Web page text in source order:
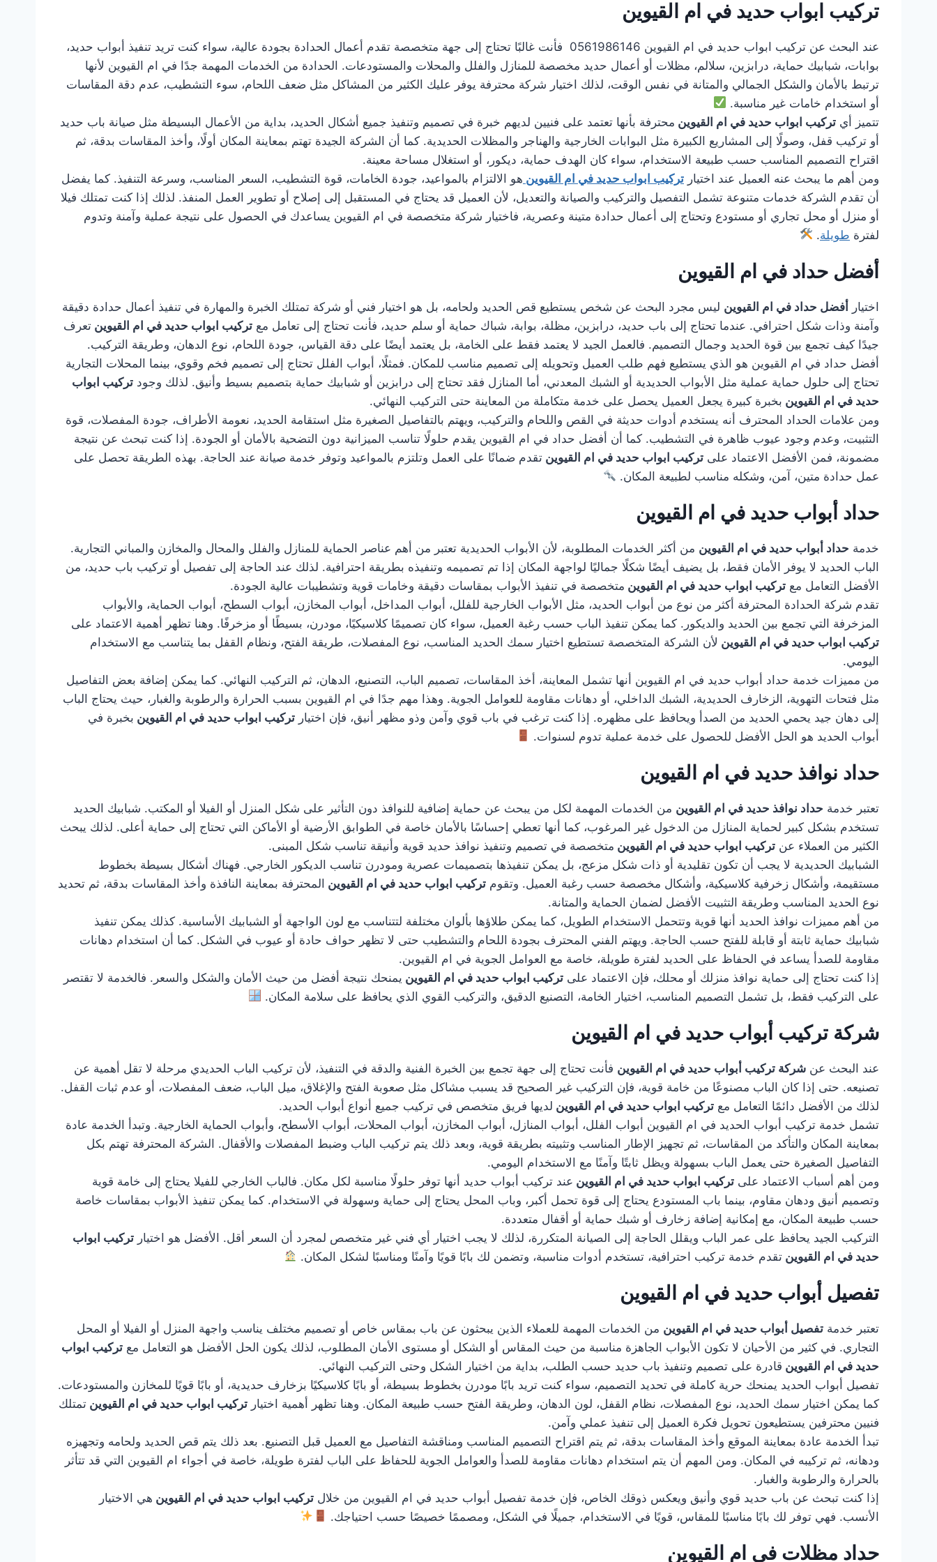
تركيب ابواب حديد في ام القيوين
عند البحث عن تركيب ابواب حديد في ام القيوين 0561986146 فأنت غالبًا تحتاج إلى جهة متخصصة تقدم أعمال الحدادة بجودة عالية، سواء كنت تريد تنفيذ أبواب حديد،
بوابات، شبابيك حماية، درابزين، سلالم، مظلات أو أعمال حديد مخصصة للمنازل والفلل والمحلات والمستودعات. الحدادة من الخدمات المهمة جدًا في ام القيوين لأنها
ترتبط بالأمان والشكل الجمالي والمتانة في نفس الوقت، لذلك اختيار شركة محترفة يوفر عليك الكثير من المشاكل مثل ضعف اللحام، سوء التشطيب، عدم دقة المقاسات
أو استخدام خامات غير مناسبة.
تتميز أي تركيب ابواب حديد في ام القيوين محترفة بأنها تعتمد على فنيين لديهم خبرة في تصميم وتنفيذ جميع أشكال الحديد، بداية من الأعمال البسيطة مثل صيانة باب حديد
أو تركيب قفل، وصولًا إلى المشاريع الكبيرة مثل البوابات الخارجية والهناجر والمظلات الحديدية. كما أن الشركة الجيدة تهتم بمعاينة المكان أولًا، وأخذ المقاسات بدقة، ثم
اقتراح التصميم المناسب حسب طبيعة الاستخدام، سواء كان الهدف حماية، ديكور، أو استغلال مساحة معينة.
ومن أهم ما يبحث عنه العميل عند اختيار تركيب ابواب حديد في ام القيوين هو الالتزام بالمواعيد، جودة الخامات، قوة التشطيب، السعر المناسب، وسرعة التنفيذ. كما يفضل
أن تقدم الشركة خدمات متنوعة تشمل التفصيل والتركيب والصيانة والتعديل، لأن العميل قد يحتاج في المستقبل إلى إصلاح أو تطوير العمل المنفذ. لذلك إذا كنت تمتلك فيلا
أو منزل أو محل تجاري أو مستودع وتحتاج إلى أعمال حدادة متينة وعصرية، فاختيار شركة متخصصة في ام القيوين يساعدك في الحصول على نتيجة عملية وآمنة وتدوم
لفترة طويلة.
أفضل حداد في ام القيوين
اختيار أفضل حداد في ام القيوين ليس مجرد البحث عن شخص يستطيع قص الحديد ولحامه، بل هو اختيار فني أو شركة تمتلك الخبرة والمهارة في تنفيذ أعمال حدادة دقيقة
وآمنة وذات شكل احترافي. عندما تحتاج إلى باب حديد، درابزين، مظلة، بوابة، شباك حماية أو سلم حديد، فأنت تحتاج إلى تعامل مع تركيب ابواب حديد في ام القيوين تعرف
جيدًا كيف تجمع بين قوة الحديد وجمال التصميم. فالعمل الجيد لا يعتمد فقط على الخامة، بل يعتمد أيضًا على دقة القياس، جودة اللحام، نوع الدهان، وطريقة التركيب.
أفضل حداد في ام القيوين هو الذي يستطيع فهم طلب العميل وتحويله إلى تصميم مناسب للمكان. فمثلًا، أبواب الفلل تحتاج إلى تصميم فخم وقوي، بينما المحلات التجارية
تحتاج إلى حلول حماية عملية مثل الأبواب الحديدية أو الشبك المعدني، أما المنازل فقد تحتاج إلى درابزين أو شبابيك حماية بتصميم بسيط وأنيق. لذلك وجود تركيب ابواب
حديد في ام القيوين بخبرة كبيرة يجعل العميل يحصل على خدمة متكاملة من المعاينة حتى التركيب النهائي.
ومن علامات الحداد المحترف أنه يستخدم أدوات حديثة في القص واللحام والتركيب، ويهتم بالتفاصيل الصغيرة مثل استقامة الحديد، نعومة الأطراف، جودة المفصلات، قوة
التثبيت، وعدم وجود عيوب ظاهرة في التشطيب. كما أن أفضل حداد في ام القيوين يقدم حلولًا تناسب الميزانية دون التضحية بالأمان أو الجودة. إذا كنت تبحث عن نتيجة
مضمونة، فمن الأفضل الاعتماد على تركيب ابواب حديد في ام القيوين تقدم ضمانًا على العمل وتلتزم بالمواعيد وتوفر خدمة صيانة عند الحاجة. بهذه الطريقة تحصل على
عمل حدادة متين، آمن، وشكله مناسب لطبيعة المكان.
حداد أبواب حديد في ام القيوين
خدمة حداد أبواب حديد في ام القيوين من أكثر الخدمات المطلوبة، لأن الأبواب الحديدية تعتبر من أهم عناصر الحماية للمنازل والفلل والمحال والمخازن والمباني التجارية.
الباب الحديد لا يوفر الأمان فقط، بل يضيف أيضًا شكلًا جماليًا لواجهة المكان إذا تم تصميمه وتنفيذه بطريقة احترافية. لذلك عند الحاجة إلى تفصيل أو تركيب باب حديد، من
الأفضل التعامل مع تركيب ابواب حديد في ام القيوين متخصصة في تنفيذ الأبواب بمقاسات دقيقة وخامات قوية وتشطيبات عالية الجودة.
تقدم شركة الحدادة المحترفة أكثر من نوع من أبواب الحديد، مثل الأبواب الخارجية للفلل، أبواب المداخل، أبواب المخازن، أبواب السطح، أبواب الحماية، والأبواب
المزخرفة التي تجمع بين الحديد والديكور. كما يمكن تنفيذ الباب حسب رغبة العميل، سواء كان تصميمًا كلاسيكيًا، مودرن، بسيطًا أو مزخرفًا. وهنا تظهر أهمية الاعتماد على
تركيب ابواب حديد في ام القيوين لأن الشركة المتخصصة تستطيع اختيار سمك الحديد المناسب، نوع المفصلات، طريقة الفتح، ونظام القفل بما يتناسب مع الاستخدام
اليومي.
من مميزات خدمة حداد أبواب حديد في ام القيوين أنها تشمل المعاينة، أخذ المقاسات، تصميم الباب، التصنيع، الدهان، ثم التركيب النهائي. كما يمكن إضافة بعض التفاصيل
مثل فتحات التهوية، الزخارف الحديدية، الشبك الداخلي، أو دهانات مقاومة للعوامل الجوية. وهذا مهم جدًا في ام القيوين بسبب الحرارة والرطوبة والغبار، حيث يحتاج الباب
إلى دهان جيد يحمي الحديد من الصدأ ويحافظ على مظهره. إذا كنت ترغب في باب قوي وآمن وذو مظهر أنيق، فإن اختيار تركيب ابواب حديد في ام القيوين بخبرة في
أبواب الحديد هو الحل الأفضل للحصول على خدمة عملية تدوم لسنوات.
حداد نوافذ حديد في ام القيوين
تعتبر خدمة حداد نوافذ حديد في ام القيوين من الخدمات المهمة لكل من يبحث عن حماية إضافية للنوافذ دون التأثير على شكل المنزل أو الفيلا أو المكتب. شبابيك الحديد
تستخدم بشكل كبير لحماية المنازل من الدخول غير المرغوب، كما أنها تعطي إحساسًا بالأمان خاصة في الطوابق الأرضية أو الأماكن التي تحتاج إلى حماية أعلى. لذلك يبحث
الكثير من العملاء عن تركيب ابواب حديد في ام القيوين متخصصة في تصميم وتنفيذ نوافذ حديد قوية وأنيقة تناسب شكل المبنى.
الشبابيك الحديدية لا يجب أن تكون تقليدية أو ذات شكل مزعج، بل يمكن تنفيذها بتصميمات عصرية ومودرن تناسب الديكور الخارجي. فهناك أشكال بسيطة بخطوط
مستقيمة، وأشكال زخرفية كلاسيكية، وأشكال مخصصة حسب رغبة العميل. وتقوم تركيب ابواب حديد في ام القيوين المحترفة بمعاينة النافذة وأخذ المقاسات بدقة، ثم تحديد
نوع الحديد المناسب وطريقة التثبيت الأفضل لضمان الحماية والمتانة.
من أهم مميزات نوافذ الحديد أنها قوية وتتحمل الاستخدام الطويل، كما يمكن طلاؤها بألوان مختلفة لتتناسب مع لون الواجهة أو الشبابيك الأساسية. كذلك يمكن تنفيذ
شبابيك حماية ثابتة أو قابلة للفتح حسب الحاجة. ويهتم الفني المحترف بجودة اللحام والتشطيب حتى لا تظهر حواف حادة أو عيوب في الشكل. كما أن استخدام دهانات
مقاومة للصدأ يساعد في الحفاظ على الحديد لفترة طويلة، خاصة مع العوامل الجوية في ام القيوين.
إذا كنت تحتاج إلى حماية نوافذ منزلك أو محلك، فإن الاعتماد على تركيب ابواب حديد في ام القيوين يمنحك نتيجة أفضل من حيث الأمان والشكل والسعر. فالخدمة لا تقتصر
على التركيب فقط، بل تشمل التصميم المناسب، اختيار الخامة، التصنيع الدقيق، والتركيب القوي الذي يحافظ على سلامة المكان.
شركة تركيب أبواب حديد في ام القيوين
عند البحث عن شركة تركيب أبواب حديد في ام القيوين فأنت تحتاج إلى جهة تجمع بين الخبرة الفنية والدقة في التنفيذ، لأن تركيب الباب الحديدي مرحلة لا تقل أهمية عن
تصنيعه. حتى إذا كان الباب مصنوعًا من خامة قوية، فإن التركيب غير الصحيح قد يسبب مشاكل مثل صعوبة الفتح والإغلاق، ميل الباب، ضعف المفصلات، أو عدم ثبات القفل.
لذلك من الأفضل دائمًا التعامل مع تركيب ابواب حديد في ام القيوين لديها فريق متخصص في تركيب جميع أنواع أبواب الحديد.
تشمل خدمة تركيب أبواب الحديد في ام القيوين أبواب الفلل، أبواب المنازل، أبواب المخازن، أبواب المحلات، أبواب الأسطح، وأبواب الحماية الخارجية. وتبدأ الخدمة عادة
بمعاينة المكان والتأكد من المقاسات، ثم تجهيز الإطار المناسب وتثبيته بطريقة قوية، وبعد ذلك يتم تركيب الباب وضبط المفصلات والأقفال. الشركة المحترفة تهتم بكل
التفاصيل الصغيرة حتى يعمل الباب بسهولة ويظل ثابتًا وآمنًا مع الاستخدام اليومي.
ومن أهم أسباب الاعتماد على تركيب ابواب حديد في ام القيوين عند تركيب أبواب حديد أنها توفر حلولًا مناسبة لكل مكان. فالباب الخارجي للفيلا يحتاج إلى خامة قوية
وتصميم أنيق ودهان مقاوم، بينما باب المستودع يحتاج إلى قوة تحمل أكبر، وباب المحل يحتاج إلى حماية وسهولة في الاستخدام. كما يمكن تنفيذ الأبواب بمقاسات خاصة
حسب طبيعة المكان، مع إمكانية إضافة زخارف أو شبك حماية أو أقفال متعددة.
التركيب الجيد يحافظ على عمر الباب ويقلل الحاجة إلى الصيانة المتكررة، لذلك لا يجب اختيار أي فني غير متخصص لمجرد أن السعر أقل. الأفضل هو اختيار تركيب ابواب
حديد في ام القيوين تقدم خدمة تركيب احترافية، تستخدم أدوات مناسبة، وتضمن لك بابًا قويًا وآمنًا ومناسبًا لشكل المكان.
تفصيل أبواب حديد في ام القيوين
تعتبر خدمة تفصيل أبواب حديد في ام القيوين من الخدمات المهمة للعملاء الذين يبحثون عن باب بمقاس خاص أو تصميم مختلف يناسب واجهة المنزل أو الفيلا أو المحل
التجاري. في كثير من الأحيان لا تكون الأبواب الجاهزة مناسبة من حيث المقاس أو الشكل أو مستوى الأمان المطلوب، لذلك يكون الحل الأفضل هو التعامل مع تركيب ابواب
حديد في ام القيوين قادرة على تصميم وتنفيذ باب حديد حسب الطلب، بداية من اختيار الشكل وحتى التركيب النهائي.
تفصيل أبواب الحديد يمنحك حرية كاملة في تحديد التصميم، سواء كنت تريد بابًا مودرن بخطوط بسيطة، أو بابًا كلاسيكيًا بزخارف حديدية، أو بابًا قويًا للمخازن والمستودعات.
كما يمكن اختيار سمك الحديد، نوع المفصلات، نظام القفل، لون الدهان، وطريقة الفتح حسب طبيعة المكان. وهنا تظهر أهمية اختيار تركيب ابواب حديد في ام القيوين تمتلك
فنيين محترفين يستطيعون تحويل فكرة العميل إلى تنفيذ عملي وآمن.
تبدأ الخدمة عادة بمعاينة الموقع وأخذ المقاسات بدقة، ثم يتم اقتراح التصميم المناسب ومناقشة التفاصيل مع العميل قبل التصنيع. بعد ذلك يتم قص الحديد ولحامه وتجهيزه
ودهانه، ثم تركيبه في المكان. ومن المهم أن يتم استخدام دهانات مقاومة للصدأ والعوامل الجوية للحفاظ على الباب لفترة طويلة، خاصة في أجواء ام القيوين التي قد تتأثر
بالحرارة والرطوبة والغبار.
إذا كنت تبحث عن باب حديد قوي وأنيق ويعكس ذوقك الخاص، فإن خدمة تفصيل أبواب حديد في ام القيوين من خلال تركيب ابواب حديد في ام القيوين هي الاختيار
الأنسب. فهي توفر لك بابًا مناسبًا للمقاس، قويًا في الاستخدام، جميلًا في الشكل، ومصممًا خصيصًا حسب احتياجك.
حداد مظلات في ام القيوين